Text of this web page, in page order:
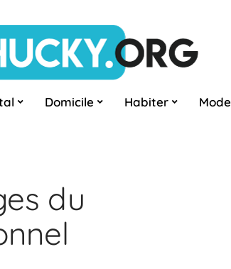
Domicile Habiter Mode
du